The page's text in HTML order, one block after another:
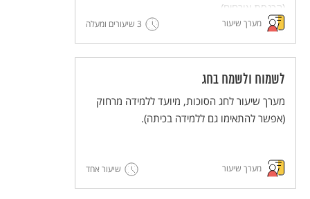
(הכנסת אורחים).
מערך שיעור 3 שיעורים ומעלה
לשמוח ולשמח בחג
מערך שיעור לחג הסוכות, מיועד ללמידה מרחוק
(אפשר להתאימו גם ללמידה בכיתה).
מערך שיעור שיעור אחד